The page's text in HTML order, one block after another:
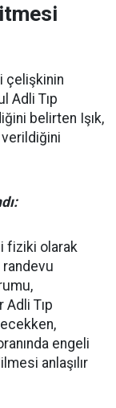
çelişkinin
Adli Tıp
belirten Işık,
fiziki olarak
Tıp
engeli
anlaşılır